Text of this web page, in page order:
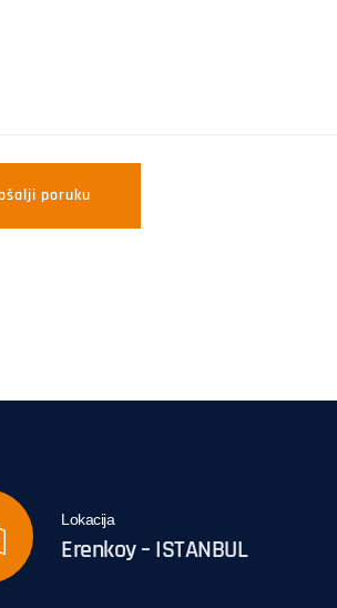
Lokacija
Erenkoy – ISTANBUL